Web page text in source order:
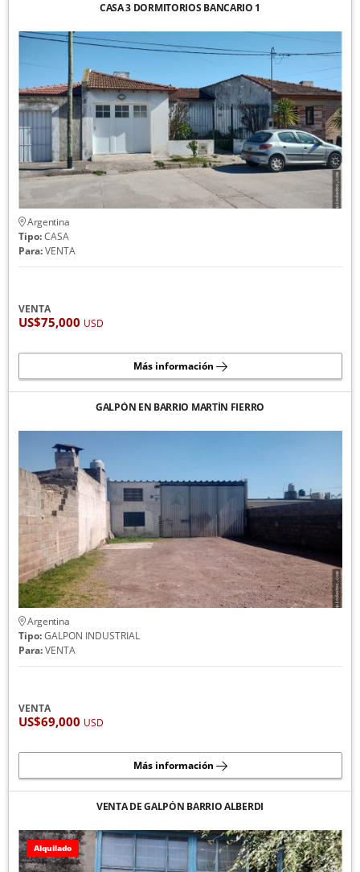
CASA 3 DORMITORIOS BANCARIO 1
Argentina
Tipo:CASA
Para:VENTA
VENTA
US$75,000 USD
Más información
GALPÓN EN BARRIO MARTÍN FIERRO
Argentina
Tipo:GALPON INDUSTRIAL
Para:VENTA
VENTA
US$69,000 USD
Más información
VENTA DE GALPÓN BARRIO ALBERDI
Alquilado